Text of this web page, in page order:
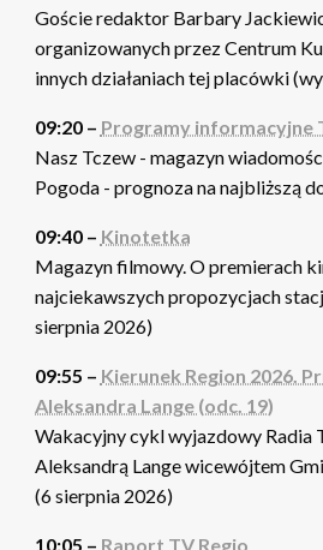
Goście redaktor Barbary
organizowanych przez Centrum
innych działaniach tej placówki
09:20 – Programy informacyjne
Nasz Tczew - magazyn
Pogoda - prognoza na najbliższą
09:40 – Kinotetka
Magazyn filmowy. O premierach
najciekawszych propozycjach
sierpnia 2026)
09:55 – Kierunek Region 2026.
Aleksandra Lange (odc. 19)
Wakacyjny cykl wyjazdowy Radia
Aleksandrą Lange wicewójtem
(6 sierpnia 2026)
10:05 – Raport TV Regio